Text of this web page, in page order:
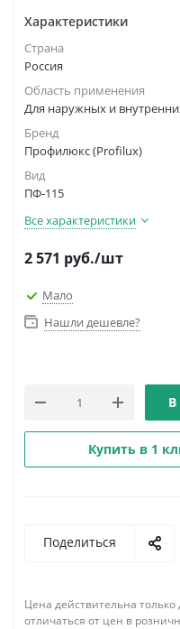
Характеристики
Страна
Россия
Область применения
Для наружных и
Бренд
Профилюкс (Profilux)
Вид
ПФ-115
Все характеристики
2 571 руб./шт
Мало
Нашли дешевле?
В
Купить в 1
Поделиться
Цена действительна
отличаться от цен в